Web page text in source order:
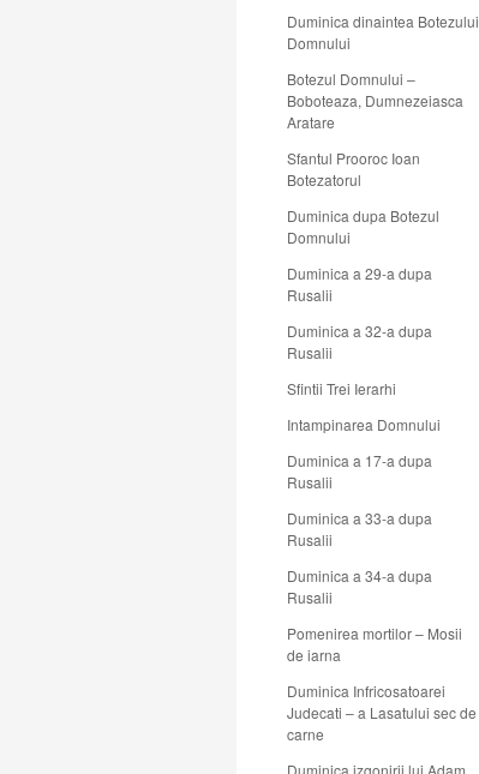
Duminica dinaintea Botezului
Domnului
Botezul Domnului –
Boboteaza, Dumnezeiasca
Aratare
Sfantul Prooroc Ioan
Botezatorul
Duminica dupa Botezul
Domnului
Duminica a 29-a dupa
Rusalii
Duminica a 32-a dupa
Rusalii
Sfintii Trei Ierarhi
Intampinarea Domnului
Duminica a 17-a dupa
Rusalii
Duminica a 33-a dupa
Rusalii
Duminica a 34-a dupa
Rusalii
Pomenirea mortilor – Mosii
de iarna
Duminica Infricosatoarei
Judecati – a Lasatului sec de
carne
Duminica izgonirii lui Adam